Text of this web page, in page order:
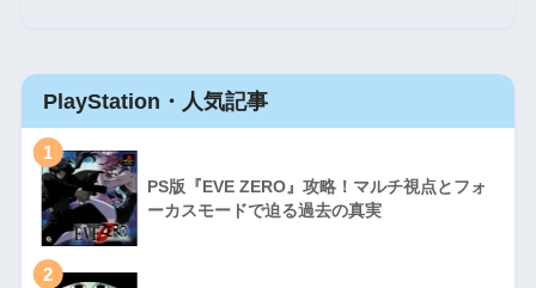
PlayStation・人気記事
1
PS版『EVE ZERO』攻略！マルチ視点とフォ
ーカスモードで迫る過去の真実
2